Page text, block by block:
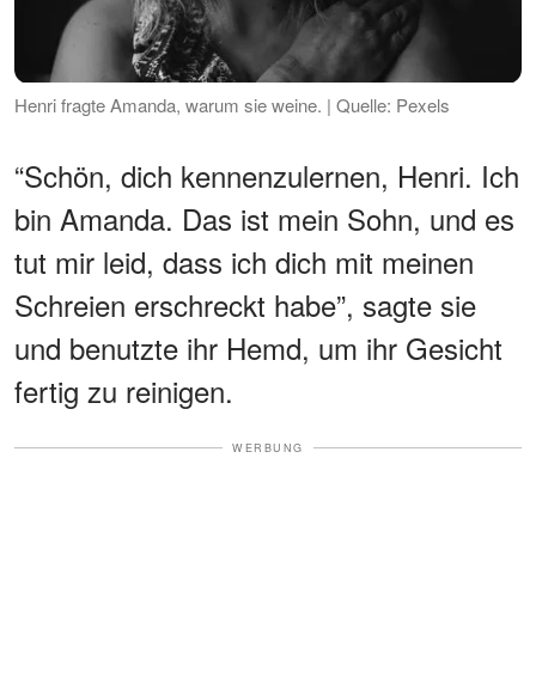
Henri fragte Amanda, warum sie weine. | Quelle: Pexels
“Schön, dich kennenzulernen, Henri. Ich
bin Amanda. Das ist mein Sohn, und es
tut mir leid, dass ich dich mit meinen
Schreien erschreckt habe”, sagte sie
und benutzte ihr Hemd, um ihr Gesicht
fertig zu reinigen.
WERBUNG